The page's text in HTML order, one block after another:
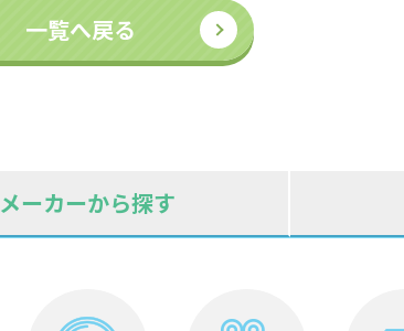
一覧へ戻る
メーカーから探す